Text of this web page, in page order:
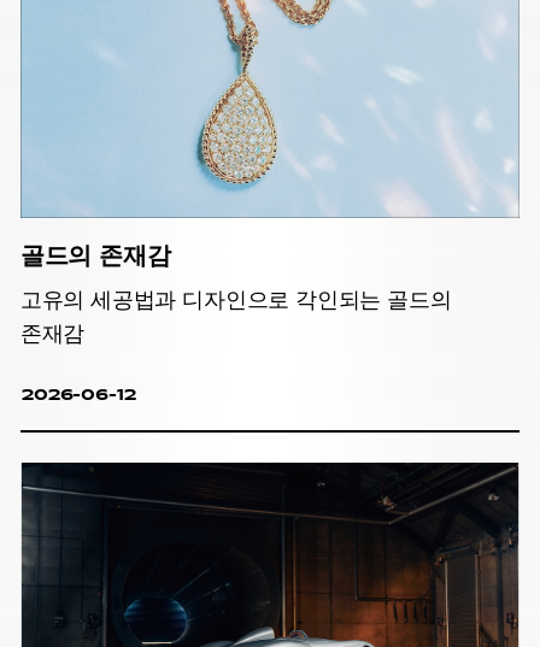
골드의 존재감
고유의 세공법과 디자인으로 각인되는 골드의
존재감
2026-06-12